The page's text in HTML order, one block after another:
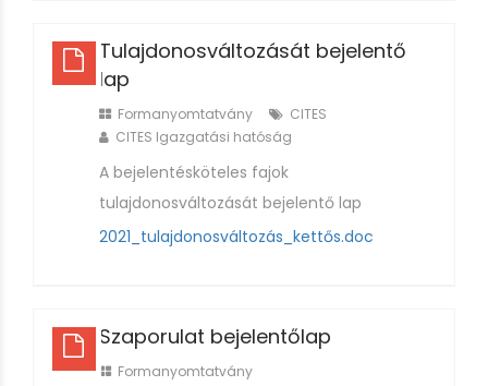
Tulajdonosváltozását bejelentő
lap
Formanyomtatvány
CITES
CITES Igazgatási hatóság
A bejelentésköteles fajok
tulajdonosváltozását bejelentő lap
2021_tulajdonosváltozás_kettős.doc
Szaporulat bejelentőlap
Formanyomtatvány